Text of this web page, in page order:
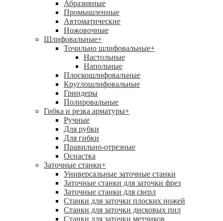
Абразивные
Промышленные
Автоматические
Ножовочные
Шлифовальные+
Точильно шлифовальные+
Настольные
Напольные
Плоскошлифовальные
Круглошлифовальные
Гриндеры
Полировальные
Гибка и резка арматуры+
Ручные
Для рубки
Для гибки
Правильно-отрезные
Оснастка
Заточные станки+
Универсальные заточные станки
Заточные станки для заточки фрез
Заточные станки для сверл
Станки для заточки плоских ножей
Станки для заточки дисковых пил
Станки для заточки метчиков